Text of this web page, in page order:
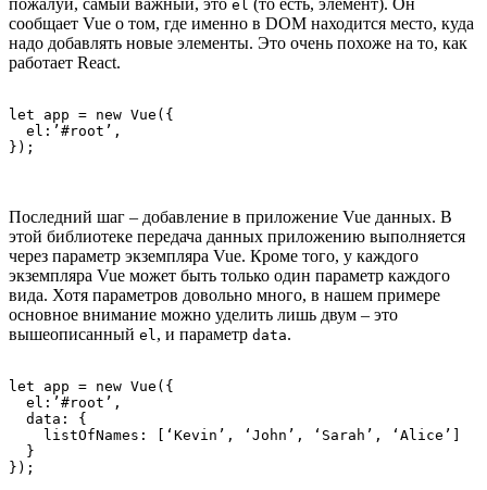
пожалуй, самый важный, это el (то есть, элемент). Он
сообщает Vue о том, где именно в DOM находится место, куда
надо добавлять новые элементы. Это очень похоже на то, как
работает React.
let app = new Vue({
el:’#root’,
});
Последний шаг – добавление в приложение Vue данных. В
этой библиотеке передача данных приложению выполняется
через параметр экземпляра Vue. Кроме того, у каждого
экземпляра Vue может быть только один параметр каждого
вида. Хотя параметров довольно много, в нашем примере
основное внимание можно уделить лишь двум – это
вышеописанный el, и параметр data.
let app = new Vue({
el:’#root’,
data: {
listOfNames: [‘Kevin’, ‘John’, ‘Sarah’, ‘Alice’]
}
});